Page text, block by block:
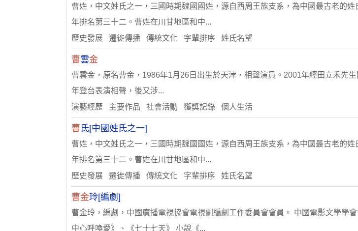
曹姓，中文姓氏之一，三國時期魏國國姓，源自西周王族支系，為中國最古老的
年排名第三十二。曹姓在川甘地區和中...
歷史發展 遷徙傳播 傳統文化 字輩排序 姓氏名望
曹雲金
曹雲金，原名曹金，1986年1月26日出生於天津，相聲演員。2001年經田立禾先
年登台表演相聲，後又涉...
演藝經歷 主要作品 社會活動 獲獎記錄 個人生活
曹 氏[中國姓氏之一]
曹姓，中文姓氏之一，三國時期魏國國姓，源自西周王族支系，為中國最古老的
年排名第三十二。曹姓在川甘地區和中...
歷史發展 遷徙傳播 傳統文化 字輩排序 姓氏名望
曹金玲[編劇]
曹金玲，編劇，中國廣播電視協會電視劇編劇工作委員會會員。 中國電影文學學
中心呼喚愛》、《七十七天》 小說《...